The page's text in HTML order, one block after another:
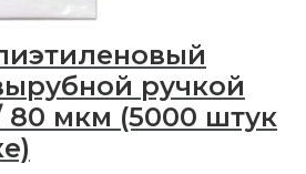
ручкой
80 мкм (5000 штук